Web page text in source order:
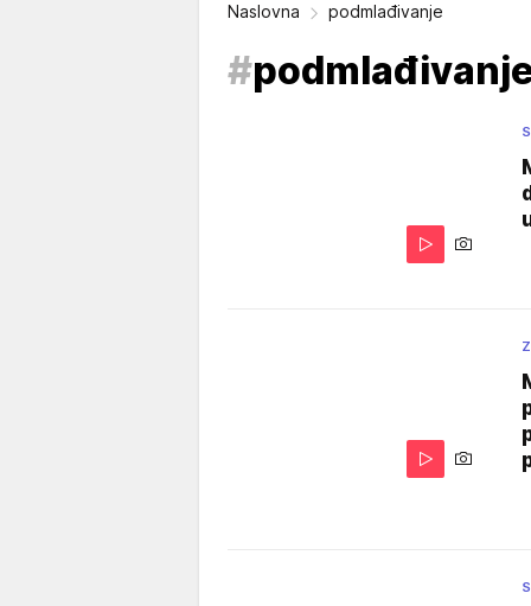
Naslovna podmlađivanje
#